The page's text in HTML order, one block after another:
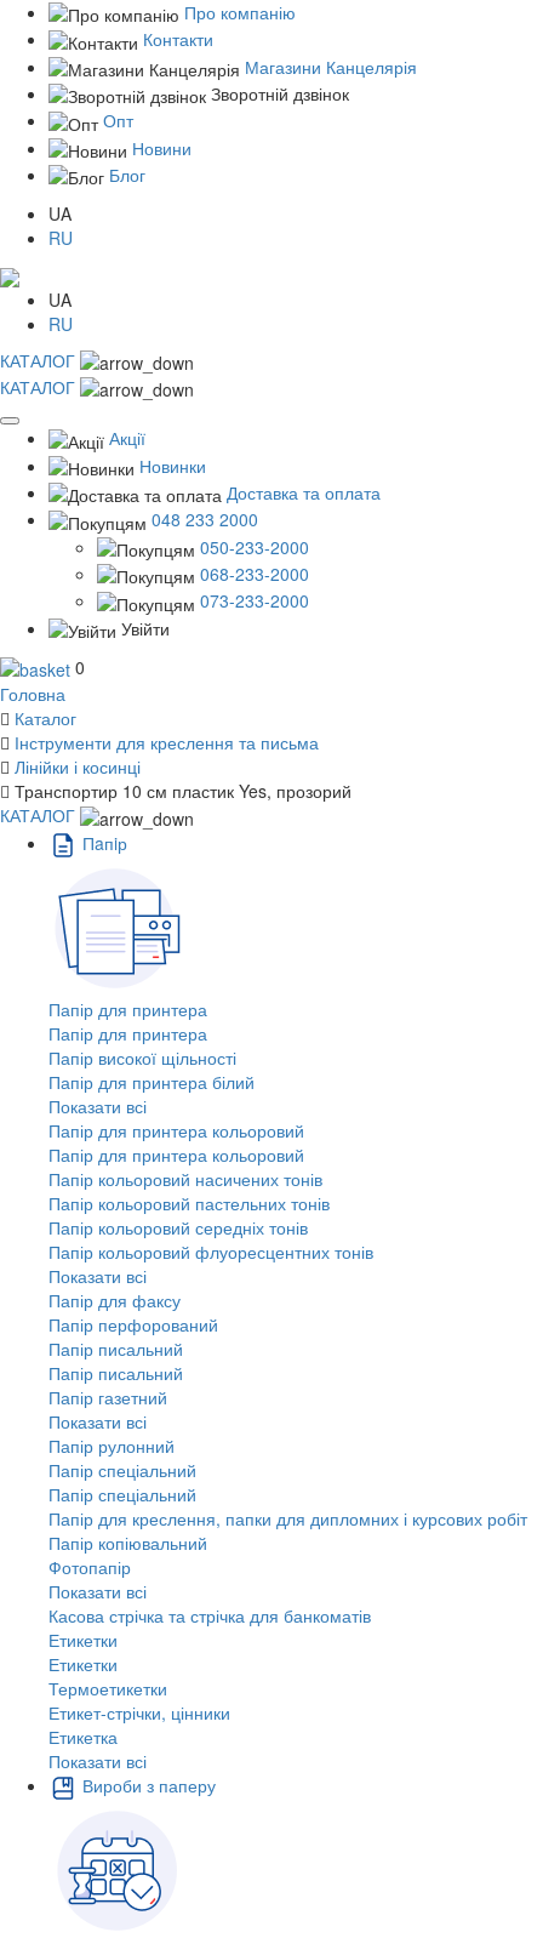
Про компанію
Контакти
Магазини Канцелярія
Зворотній дзвінок
Опт
Новини
Блог
UA
RU
UA
RU
КАТАЛОГ
КАТАЛОГ
Акції
Новинки
Доставка та оплата
048 233 2000
050-233-2000
068-233-2000
073-233-2000
Увійти
0
Головна
Каталог
Інструменти для креслення та письма
Лінійки і косинці
Транспортир 10 см пластик Yes, прозорий
КАТАЛОГ
Пaпiр
Папір для принтера
Папір для принтера
Папір високої щільності
Папір для принтера білий
Показати всі
Папір для принтера кольоровий
Папір для принтера кольоровий
Папір кольоровий насичених тонів
Папір кольоровий пастельних тонів
Папір кольоровий середніх тонів
Папір кольоровий флуоресцентних тонів
Показати всі
Папір для факсу
Папір перфорований
Папір писальний
Папір писальний
Папір газетний
Показати всі
Папір рулонний
Папір спеціальний
Папір спеціальний
Папір для креслення, папки для дипломних і курсових робіт
Папір копіювальний
Фотопапір
Показати всі
Касова стрічка та стрічка для банкоматів
Етикетки
Етикетки
Термоетикетки
Етикет-стрічки, цінники
Етикетка
Показати всі
Вироби з паперу